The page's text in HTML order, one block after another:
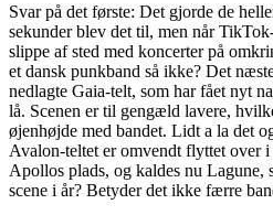
Svar på det første: Det gjorde de
sekunder blev det til, men når
slippe af sted med koncerter på
et dansk punkband så ikke? Det
nedlagte Gaia-telt, som har fået nyt
lå. Scenen er til gengæld lavere,
øjenhøjde med bandet. Lidt a la det
Avalon-teltet er omvendt flyttet over i
Apollos plads, og kaldes nu Lagune,
scene i år? Betyder det ikke færre